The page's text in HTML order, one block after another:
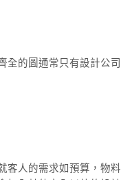
全的圖通常只有設計公
客人的需求如預算，物